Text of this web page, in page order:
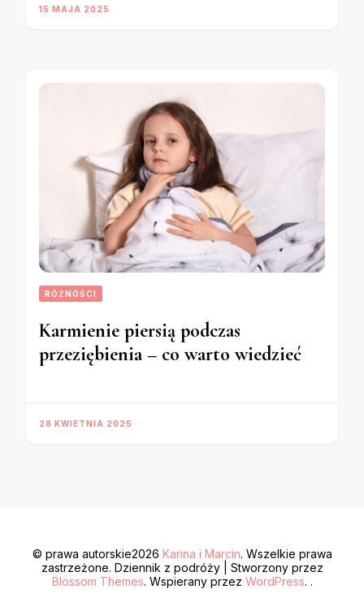
15 MAJA 2025
RÓŻNOŚCI
Karmienie piersią podczas
przeziębienia – co warto wiedzieć
28 KWIETNIA 2025
© prawa autorskie2026 Karina i Marcin. Wszelkie prawa
zastrzeżone. Dziennik z podróży | Stworzony przez
Blossom Themes. Wspierany przez WordPress. .